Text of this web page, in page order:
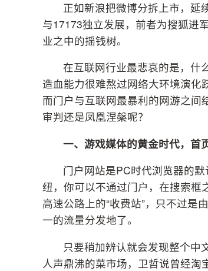
正如新浪把微博分拆上市，延
与17173独立发展，前者为搜狐进
业之中的摇钱树。
在互联网行业最悲哀的是，什
造血能力很难熬过网络大环境演
而门户与互联网最暴利的网游之间
审判还是凤凰涅槃呢？
一、游戏媒体的黄金时代，首
门户网站是PC时代浏览器的
纽，你可以不通过门户，在搜索框
高速公路上的“收费站”，只不过是
一的流量分发地了。
只要稍加辨认就会发现整个中
人声鼎沸的菜市场，卫哲说曾经